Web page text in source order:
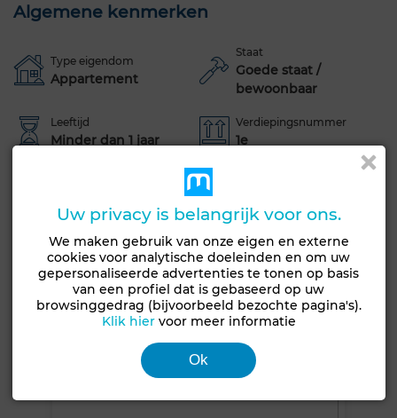
Algemene kenmerken
Type eigendom
Appartement
Staat
Goede staat /
bewoonbaar
Leeftijd
Minder dan 1 jaar
Verdiepingsnummer
1e
Garage Lift Air conditioning Beveiliging
Zie meer foto's
Uw privacy is belangrijk voor ons.
We maken gebruik van onze eigen en externe
cookies voor analytische doeleinden en om uw
gepersonaliseerde advertenties te tonen op basis
van een profiel dat is gebaseerd op uw
browsinggedrag (bijvoorbeeld bezochte pagina's).
Klik hiervoor meer informatie
Ok